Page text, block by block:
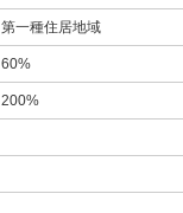
第一種住居地域
60%
200%